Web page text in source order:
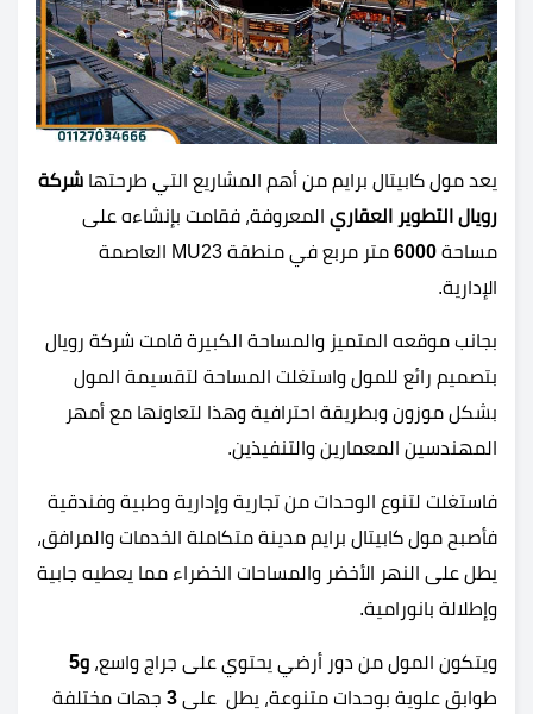
يعد مول كابيتال برايم من أهم المشاريع التي طرحتها شركة
رويال التطوير العقاري المعروفة، فقامت بإنشاءه على
مساحة 6000
متر مربع في منطقة MU23 العاصمة
الإدارية.
بجانب موقعه المتميز والمساحة الكبيرة قامت شركة رويال
بتصميم رائع للمول واستغلت المساحة لتقسيمة المول
بشكل موزون وبطريقة احترافية وهذا لتعاونها مع أمهر
المهندسين المعمارين والتنفيذين.
فاستغلت لتنوع الوحدات من تجارية وإدارية وطبية وفندقية
فأصبح مول كابيتال برايم مدينة متكاملة الخدمات والمرافق،
يطل على النهر الأخضر والمساحات الخضراء مما يعطيه جابية
وإطلالة بانورامية.
ويتكون المول من دور أرضي يحتوي على جراج واسع، و5
طوابق علوية بوحدات متنوعة، يطل على 3 جهات مختلفة